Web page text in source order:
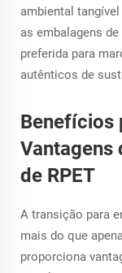
ambiental
as embalagens
preferida para
autênticos de
Benefícios
Vantagens
de RPET
A transição para
mais do que
proporciona